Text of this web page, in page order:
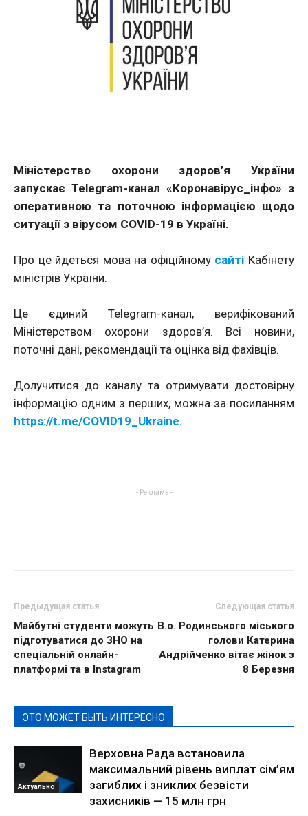
Міністерство охорони здоров’я України
запускає Telegram-канал «Коронавірус_інфо» з
оперативною та поточною інформацією щодо
ситуації з вірусом COVID-19 в Україні.
Про це йдеться мова на офіційному сайті Кабінету
міністрів України.
Це єдиний Telegram-канал, верифікований
Міністерством охорони здоров’я. Всі новини,
поточні дані, рекомендації та оцінка від фахівців.
Долучитися до каналу та отримувати достовірну
інформацію одним з перших, можна за посиланням
https://t.me/COVID19_Ukraine.
- Реклама -
Предыдущая статья
Майбутні студенти можуть
підготуватися до ЗНО на
спеціальній онлайн-
платформі та в Instagram
Следующая статья
В.о. Родинського міського
голови Катерина
Андрійченко вітає жінок з
8 Березня
ЭТО МОЖЕТ БЫТЬ ИНТЕРЕСНО
Актуально
Верховна Рада встановила
максимальний рівень виплат сім’ям
загиблих і зниклих безвісти
захисників — 15 млн грн